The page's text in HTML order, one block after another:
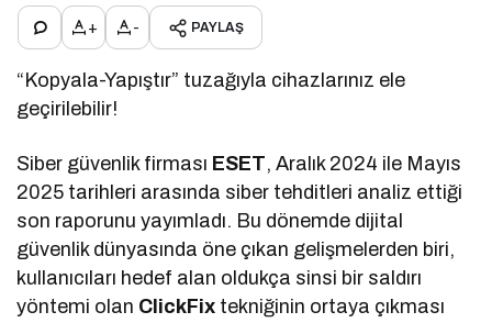
+ - PAYLAŞ
“Kopyala-Yapıştır” tuzağıyla cihazlarınız ele
geçirilebilir!
Siber güvenlik firması ESET, Aralık 2024 ile Mayıs
2025 tarihleri arasında siber tehditleri analiz ettiği
son raporunu yayımladı. Bu dönemde dijital
güvenlik dünyasında öne çıkan gelişmelerden biri,
kullanıcıları hedef alan oldukça sinsi bir saldırı
yöntemi olan ClickFix tekniğinin ortaya çıkması